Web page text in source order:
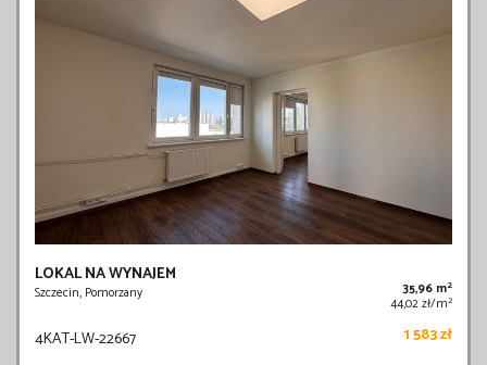
LOKAL NA WYNAJEM
Szczecin, Pomorzany 35,96 m2
44,02 zł/m2
4KAT-LW-22667 1 583 zł